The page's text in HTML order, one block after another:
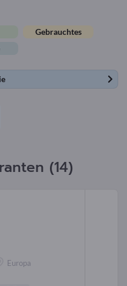
Gebrauchtes
(14)
Europa